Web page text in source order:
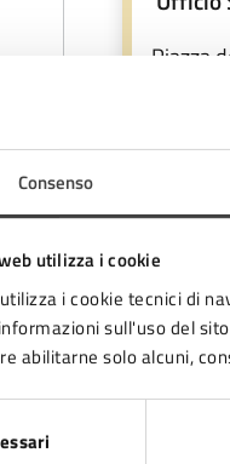
Consenso
utilizza i cookie
i cookie tecnici di
sull'uso del
abilitarne solo alcuni,
Piazza
11:55